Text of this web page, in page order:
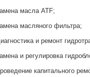
масла ATF;
масляного фильтра;
и ремонт
и регулировка
капитального